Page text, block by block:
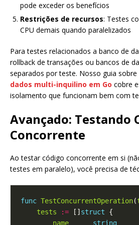
pode exceder os benefícios
Restrições de recursos: Testes
CPU demais quando paralelizados
Para testes relacionados a banco de
rollback de transações ou bancos de
separados por teste. Nosso guia sobre
dados multi-inquilino em Go cobre
isolamento que funcionam bem com
Avançado: Testando
Concorrente
Ao testar código concorrente em si
testes em paralelo), você precisa de
func TestConcurrentOperation(
tests
:= [] struct
name
string